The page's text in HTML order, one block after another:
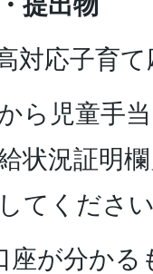
対応子育
ら児童手
状況証明
てください
座が分かる